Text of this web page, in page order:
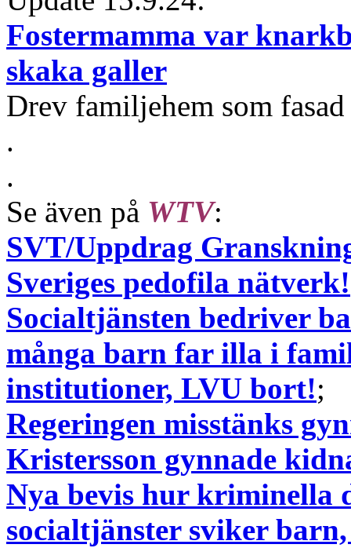
Fostermamma var
skaka galler
Drev familjehem som
.
.
Se även på WTV:
SVT/Uppdrag
Sveriges pedofila nätverk!
Socialtjänsten bedriver
många barn far illa i
institutioner, LVU bort!;
Regeringen misstänks
Kristersson gynnade
Nya bevis hur kriminella
socialtjänster sviker